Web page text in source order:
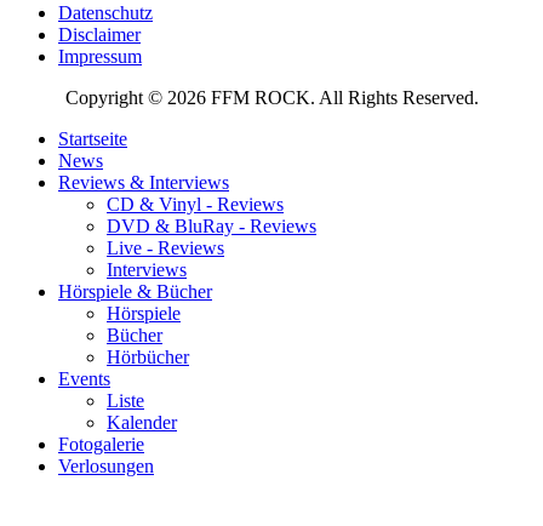
Datenschutz
Disclaimer
Impressum
Copyright © 2026 FFM ROCK. All Rights Reserved.
Startseite
News
Reviews & Interviews
CD & Vinyl - Reviews
DVD & BluRay - Reviews
Live - Reviews
Interviews
Hörspiele & Bücher
Hörspiele
Bücher
Hörbücher
Events
Liste
Kalender
Fotogalerie
Verlosungen